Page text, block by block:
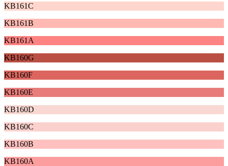
KB161C
KB161B
KB161A
KB160G
KB160F
KB160E
KB160D
KB160C
KB160B
KB160A